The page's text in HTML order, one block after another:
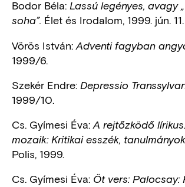
Bodor Béla: Lassú legényes, avagy
soha”. Élet és Irodalom, 1999. jún. 11.
Vörös István: Adventi fagyban
1999/6.
Szekér Endre: Depressio
1999/10.
Cs. Gyímesi Éva: A rejtőzködő
mozaik: Kritikai esszék,
Polis, 1999.
Cs. Gyímesi Éva: Öt vers: Palocsay: